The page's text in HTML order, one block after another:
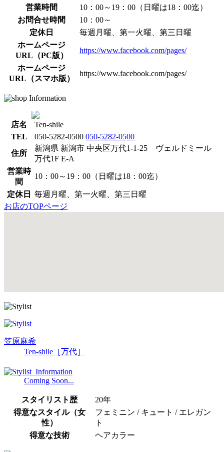
営業時間
10：00～19：00（日曜は18：00迄）
お問合せ時間
10：00～
定休日
毎週月曜、第一火曜、第三日曜
ホームページ
URL（PC版）
https://www.facebook.com/pages/
ホームページ
URL（スマホ版）
https://www.facebook.com/pages/
店名
Ten-shile
TEL
050-5282-0500 050-5282-0500
住所
新潟県 新潟市 中央区万代1-1-25 ヴェルドミール
万代1F E-A
営業時
間
10：00～19：00（日曜は18：00迄）
定休日
毎週月曜、第一火曜、第三日曜
お店のTOPページ
笠原麻希
Ten-shile［万代］
Coming Soon...
スタイリスト歴
20年
得意なスタイル（女
性）
フェミニン / キュート / エレガン
ト
得意な技術
ヘアカラー